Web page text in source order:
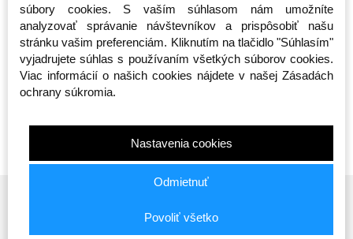
-
Tričko - Public Enemy -
PRAWO ULICY
Skladom
25,00 €
M
Kukla - Public Enemy -
Skull
Skladom
10,00 €
Kukla -
Blood
Skladom
10,00 €
súbory cookies. S vaším súhlasom nám umožníte
analyzovať správanie návštevníkov a prispôsobiť našu
stránku vašim preferenciám. Kliknutím na tlačidlo "Súhlasím"
vyjadrujete súhlas s používaním všetkých súborov cookies.
Viac informácií o našich cookies nájdete v našej Zásadách
ochrany súkromia.
Nastavenia cookies
Odmietnuť
Povoliť všetko